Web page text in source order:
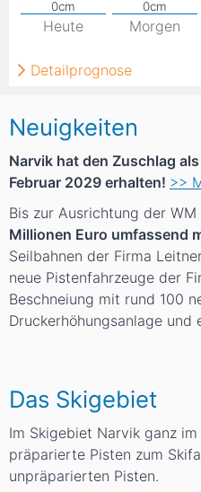
Neuigkeiten
Narvik hat den Zuschlag
Februar 2029 erhalten! >>
Bis zur Ausrichtung der
Millionen Euro umfassend
Seilbahnen der Firma
neue Pistenfahrzeuge der
Beschneiung mit rund 100
Druckerhöhungsanlage und
Das Skigebiet
Im Skigebiet Narvik ganz
präparierte Pisten zum
unpräparierten Pisten.
Heute Morgen
Detailprognose